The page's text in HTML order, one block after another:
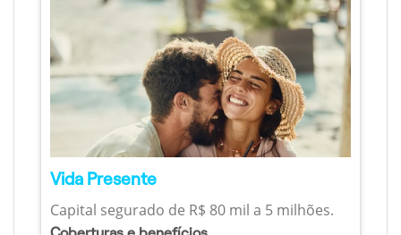
Vida Presente
Capital segurado de R$ 80 mil a 5 milhões.